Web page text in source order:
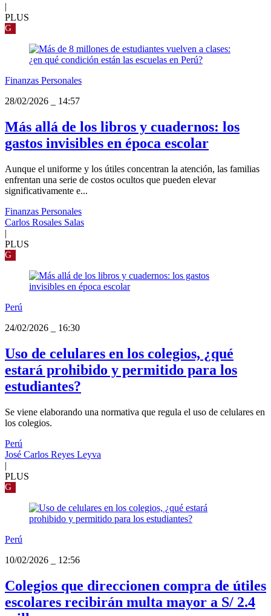
|
PLUS
G
Finanzas Personales
28/02/2026
14:57
Más allá de los libros y cuadernos: los
gastos invisibles en época escolar
Aunque el uniforme y los útiles concentran la atención, las familias
enfrentan una serie de costos ocultos que pueden elevar
significativamente e...
Finanzas Personales
Carlos Rosales Salas
|
PLUS
G
Perú
24/02/2026
16:30
Uso de celulares en los colegios, ¿qué
estará prohibido y permitido para los
estudiantes?
Se viene elaborando una normativa que regula el uso de celulares en
los colegios.
Perú
José Carlos Reyes Leyva
|
PLUS
G
Perú
10/02/2026
12:56
Colegios que direccionen compra de útiles
escolares recibirán multa mayor a S/ 2.4